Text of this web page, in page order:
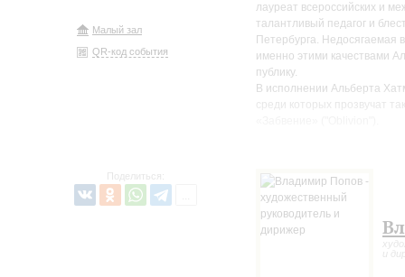
Малый зал
QR-код события
Поделиться:
лауреат всероссийских и
талантливый педагог и
Петербурга. Недосягаемая
именно этими качествами
публику.
В исполнении Альберта
среди которых прозвучат
и